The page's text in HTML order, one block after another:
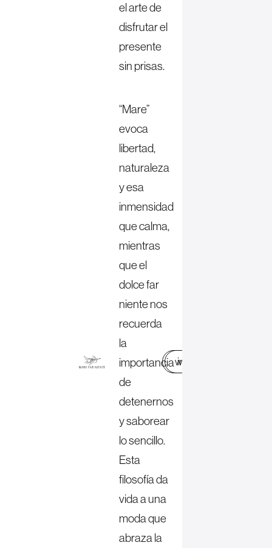
el arte de
disfrutar el
presente
sin prisas.
“Mare”
evoca
libertad,
naturaleza
y esa
inmensidad
que calma,
mientras
que el
dolce far
niente nos
recuerda
la
importancia
de
detenernos
y saborear
lo sencillo.
Esta
filosofía da
vida a una
moda que
abraza la
web
instagram